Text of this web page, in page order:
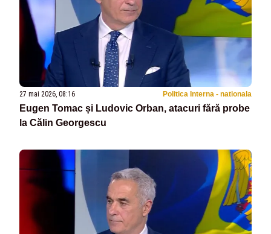
27 mai 2026, 08:16 Politica Interna - nationala
Eugen Tomac și Ludovic Orban, atacuri fără probe
la Călin Georgescu